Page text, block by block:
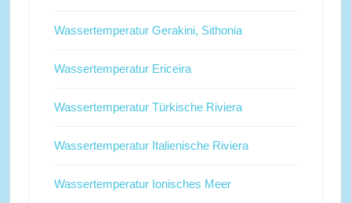
Wassertemperatur Gerakini, Sithonia
Wassertemperatur Ericeira
Wassertemperatur Türkische Riviera
Wassertemperatur Italienische Riviera
Wassertemperatur Ionisches Meer